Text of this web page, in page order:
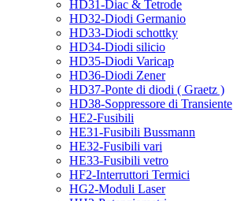
HD31-Diac & Tetrode
HD32-Diodi Germanio
HD33-Diodi schottky
HD34-Diodi silicio
HD35-Diodi Varicap
HD36-Diodi Zener
HD37-Ponte di diodi ( Graetz )
HD38-Soppressore di Transiente
HE2-Fusibili
HE31-Fusibili Bussmann
HE32-Fusibili vari
HE33-Fusibili vetro
HF2-Interruttori Termici
HG2-Moduli Laser